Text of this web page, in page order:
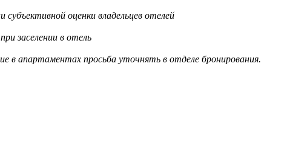
оценки владельцев отелей
заселении в отель
в апартаментах просьба уточнять в отделе бронирования.